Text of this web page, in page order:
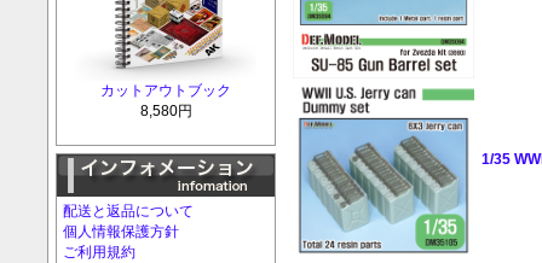
カットアウトブック
8,580円
配送と返品について
個人情報保護方針
ご利用規約
1/35